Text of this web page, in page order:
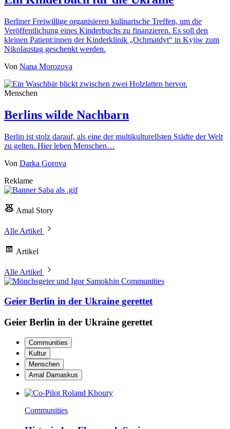
Berliner Freiwillige organisieren kulinarische Treffen, um die
Veröffentlichung eines Kinderbuchs zu finanzieren. Es soll den
kleinen Patient:innen der Kinderklinik „Ochmatdyt“ in Kyjiw zum
Nikolaustag geschenkt werden.
Von Nana Morozova
Menschen
Berlins wilde Nachbarn
Berlin ist stolz darauf, als eine der multikulturellsten Städte der Welt
zu gelten. Hier leben Menschen…
Von Darka Gorova
Reklame
Amal Story
Alle Artikel
Artikel
Alle Artikel
Communities
Geier Berlin in der Ukraine gerettet
Geier Berlin in der Ukraine gerettet
Communities
Kultur
Menschen
Amal Damaskus
Communities